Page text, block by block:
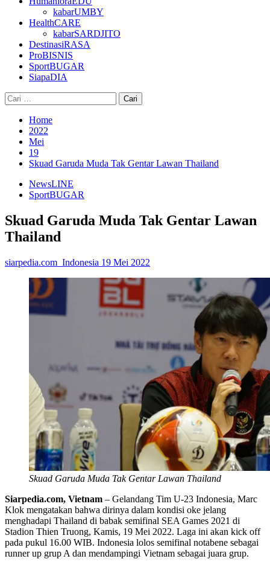
kabarUMBY
HealthCARE
kabarSARDJITO
DestinasiRASA
ProBISNIS
SportBUGAR
SiapaDIA
Cari
untuk:
Home
2022
Mei
19
Skuad Garuda Muda Tak Gentar Lawan Thailand
NewsLINE
SportBUGAR
Skuad Garuda Muda Tak Gentar Lawan
Thailand
siarpedia.com_Indonesia 19 Mei 2022
Skuad Garuda Muda Tak Gentar Lawan Thailand
Siarpedia.com, Vietnam – Gelandang Tim U-23 Indonesia, Marc
Klok mengatakan bahwa dirinya dalam kondisi oke jelang
menghadapi Thailand di babak semifinal SEA Games 2021 di
Stadion Thien Truong, Kamis, 19 Mei 2022. Laga ini akan kick off
pada pukul 16.00 WIB. Indonesia lolos semifinal notabene sebagai
runner up grup A dan mendampingi Vietnam sebagai juara grup.